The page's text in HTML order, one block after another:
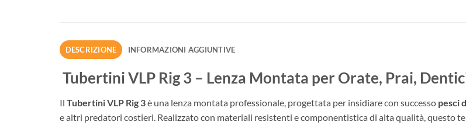
DESCRIZIONE INFORMAZIONI AGGIUNTIVE
Tubertini VLP Rig 3 – Lenza Montata per Orate, Prai,
Il Tubertini VLP Rig 3è una lenza montata professionale, progettata per insidiare con successo pesci
e altri predatori costieri. Realizzato con materiali resistenti e componentistica di alta qualità, questo